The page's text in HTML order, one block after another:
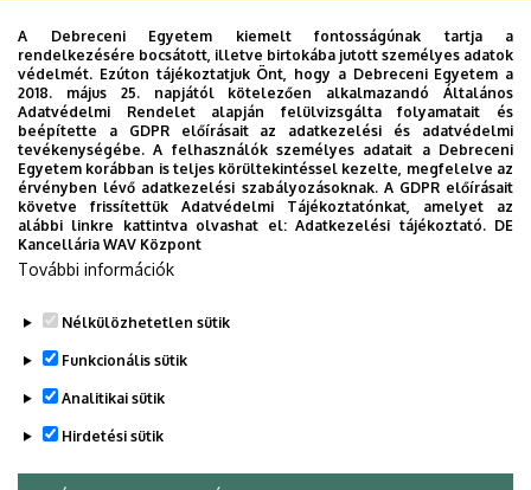
Vállalati Koordinációs Központ
Webportál-, Alkalmazásfejlesztés és VIR Központ
(WAV)
Zeneművészeti Kar
Dolgozói adatmódosítás igénylése a DE
telefonkönyvében
A Debreceni Egyetem kiemelt fontosságúnak tartja a
rendelkezésére bocsátott, illetve birtokába jutott személyes adatok
védelmét. Ezúton tájékoztatjuk Önt, hogy a Debreceni Egyetem a
2018. május 25. napjától kötelezően alkalmazandó Általános
Adatvédelmi Rendelet alapján felülvizsgálta folyamatait és
beépítette a GDPR előírásait az adatkezelési és adatvédelmi
tevékenységébe. A felhasználók személyes adatait a Debreceni
Egyetem korábban is teljes körültekintéssel kezelte, megfelelve az
érvényben lévő adatkezelési szabályozásoknak. A GDPR előírásait
követve frissítettük Adatvédelmi Tájékoztatónkat, amelyet az
alábbi linkre kattintva olvashat el:Adatkezelési tájékoztató. DE
Kancellária WAV Központ
További információk
Nélkülözhetetlen sütik
Funkcionális sütik
Analitikai sütik
Hirdetési sütik